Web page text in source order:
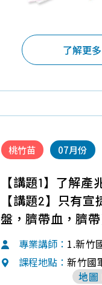
了解更多
桃竹苗 07月份
【講題1】了解
【講題2】只有
盤，臍帶血，臍
專業講師： 1.新竹
課程地點： 新竹國
地圖